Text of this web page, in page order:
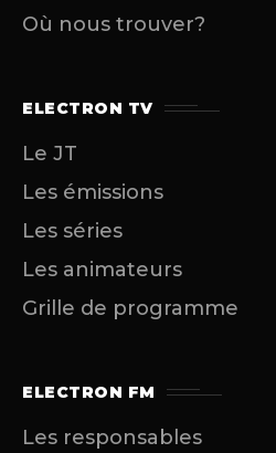
Où nous trouver?
ELECTRON TV
Le JT
Les émissions
Les séries
Les animateurs
Grille de programme
ELECTRON FM
Les responsables